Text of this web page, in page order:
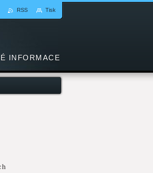
INFORMACE
RSS Tisk